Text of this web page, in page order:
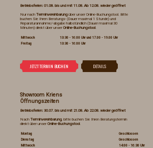
Betriebsferien: 01.08. bis und mit 11.08. Ab 12.08. wieder geöffnet
Nur nach Terminvereinbarungüber unser Online-Buchungstool. Bitte
buchen Sie Ihren Beratungs- (Dauer maximal 1 Stunde) und
Reparaturannahme/-abgabe halbstündlich (Dauer maximal 30
Minuten) direkt über unser Online-Buchungstool.
Mittwoch
13:30 - 16:00 Uhr und 17.00 - 19.00 Uhr
Freitag
13:30 - 16:00 Uhr
Showroom Kriens
Öffnungszeiten
Betriebsferien: 30.07. bis und mit 21.08. Ab 22.08. wieder geöffnet
Nach Terminvereinbarung, bitte buchen Sie Ihren Beratungstermin
direkt über unser Online-Buchungstool.
Montag
Geschlossen
Dienstag
Geschlossen
Mittwoch
14:00 - 16:30 Uhr